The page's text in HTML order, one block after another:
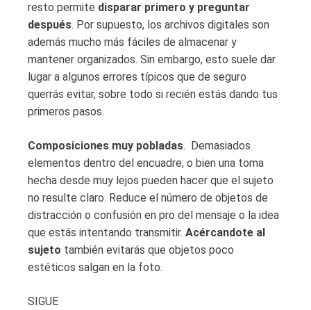
resto permite disparar primero y preguntar
después. Por supuesto, los archivos digitales son
además mucho más fáciles de almacenar y
mantener organizados. Sin embargo, esto suele dar
lugar a algunos errores típicos que de seguro
querrás evitar, sobre todo si recién estás dando tus
primeros pasos.
Composiciones muy pobladas. Demasiados
elementos dentro del encuadre, o bien una toma
hecha desde muy lejos pueden hacer que el sujeto
no resulte claro. Reduce el número de objetos de
distracción o confusión en pro del mensaje o la idea
que estás intentando transmitir. Acércandote al
sujeto también evitarás que objetos poco
estéticos salgan en la foto.
SIGUE